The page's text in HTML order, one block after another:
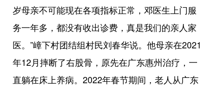
岁母亲不可能现在各项指标正常，邓医生上门服
务一年多，都没有收出诊费，真是我们的亲人家
医。”嶂下村团结组村民刘春华说。他母亲在2021
年12月摔断了右股骨，原先在广东惠州治疗，一
直躺在床上养病。2022年春节期间，老人从广东